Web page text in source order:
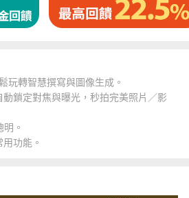
玩轉智慧撰寫與圖像生成。
鎖定對焦與曝光，秒拍完美照片／影
。
功能。